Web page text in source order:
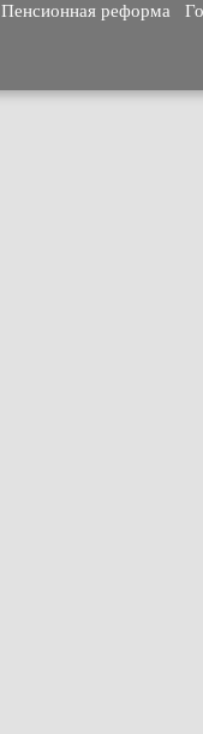
Пенсионная реформа